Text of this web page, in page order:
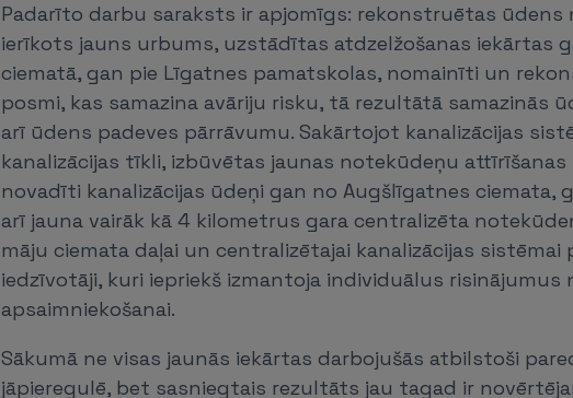
Padarīto darbu saraksts ir apjomīgs: rekonstruētas ūdens
ierīkots jauns urbums, uzstādītas atdzelžošanas iekārtas
ciematā, gan pie Līgatnes pamatskolas, nomainīti un
posmi, kas samazina avāriju risku, tā rezultātā samazinās
arī ūdens padeves pārrāvumu. Sakārtojot kanalizācijas
kanalizācijas tīkli, izbūvētas jaunas notekūdeņu
novadīti kanalizācijas ūdeņi gan no Augšlīgatnes ciemata,
arī jauna vairāk kā 4 kilometrus gara centralizēta
māju ciemata daļai un centralizētajai kanalizācijas sistēmai
iedzīvotāji, kuri iepriekš izmantoja individuālus risinājumus
apsaimniekošanai.
Sākumā ne visas jaunās iekārtas darbojušās atbilstoši
jāpieregulē, bet sasniegtais rezultāts jau tagad ir